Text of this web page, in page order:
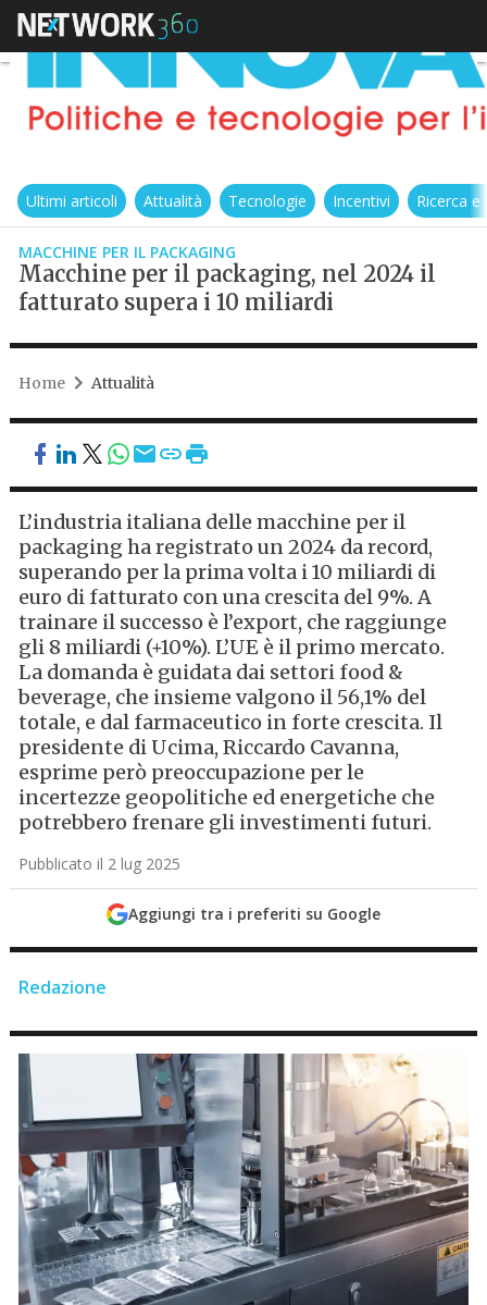
Ultimi articoli Attualità Tecnologie Incentivi Ricerca
MACCHINE PER IL PACKAGING
Macchine per il packaging, nel 2024 il
fatturato supera i 10 miliardi
Home Attualità
L’industria italiana delle macchine per il
packaging ha registrato un 2024 da record,
superando per la prima volta i 10 miliardi di
euro di fatturato con una crescita del 9%. A
trainare il successo è l’export, che raggiunge
gli 8 miliardi (+10%). L’UE è il primo mercato.
La domanda è guidata dai settori food &
beverage, che insieme valgono il 56,1% del
totale, e dal farmaceutico in forte crescita. Il
presidente di Ucima, Riccardo Cavanna,
esprime però preoccupazione per le
incertezze geopolitiche ed energetiche che
potrebbero frenare gli investimenti futuri.
Pubblicato il 2 lug 2025
Aggiungi tra i preferiti su Google
Redazione